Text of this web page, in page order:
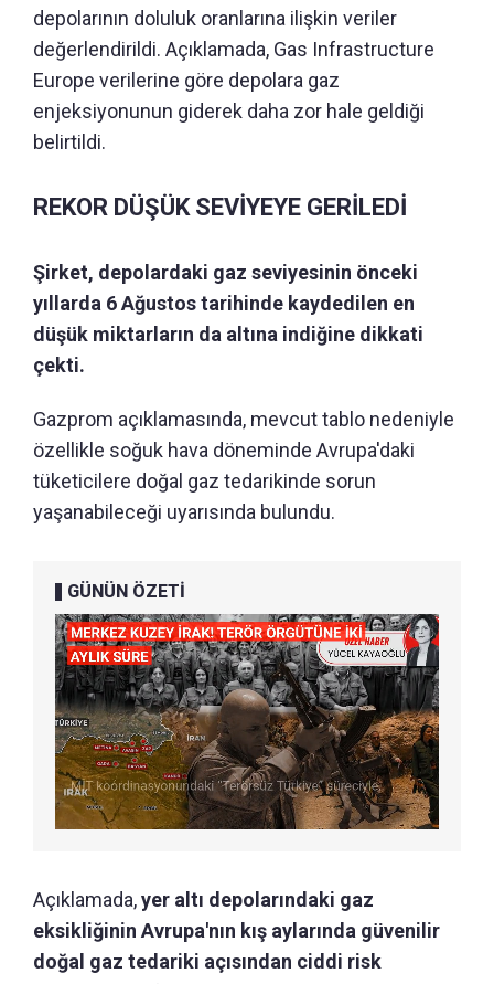
depolarının doluluk oranlarına ilişkin veriler
değerlendirildi. Açıklamada, Gas Infrastructure
Europe verilerine göre depolara gaz
enjeksiyonunun giderek daha zor hale geldiği
belirtildi.
REKOR DÜŞÜK SEVİYEYE GERİLEDİ
Şirket, depolardaki gaz seviyesinin önceki
yıllarda 6 Ağustos tarihinde kaydedilen en
düşük miktarların da altına indiğine dikkati
çekti.
Gazprom açıklamasında, mevcut tablo nedeniyle
özellikle soğuk hava döneminde Avrupa'daki
tüketicilere doğal gaz tedarikinde sorun
yaşanabileceği uyarısında bulundu.
GÜNÜN ÖZETİ
Açıklamada,yer altı depolarındaki gaz
eksikliğinin Avrupa'nın kış aylarında güvenilir
doğal gaz tedariki açısından ciddi risk